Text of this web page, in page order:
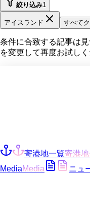
絞り込み1
アイスランド すべて
条件に合致する記事は
を変更して再度お試しく
寄港地一覧寄港
MediaMedia ニュ